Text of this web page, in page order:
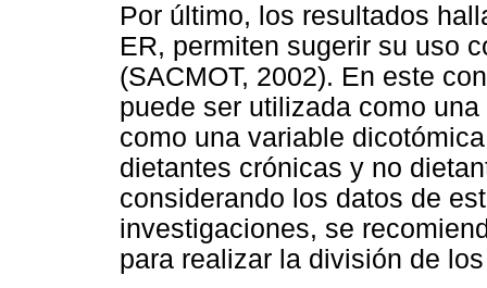
Por último, los resultados
ER, permiten sugerir su uso
(SACMOT, 2002). En este
puede ser utilizada como
como una variable
dietantes crónicas y no
considerando los datos de
investigaciones, se
para realizar la división de